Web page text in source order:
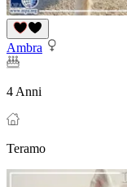
Ambra
4 Anni
Teramo